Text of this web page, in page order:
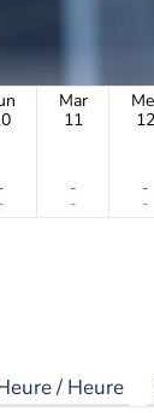
-
-
Mar
11
-
-
12
-
-
/ Heure